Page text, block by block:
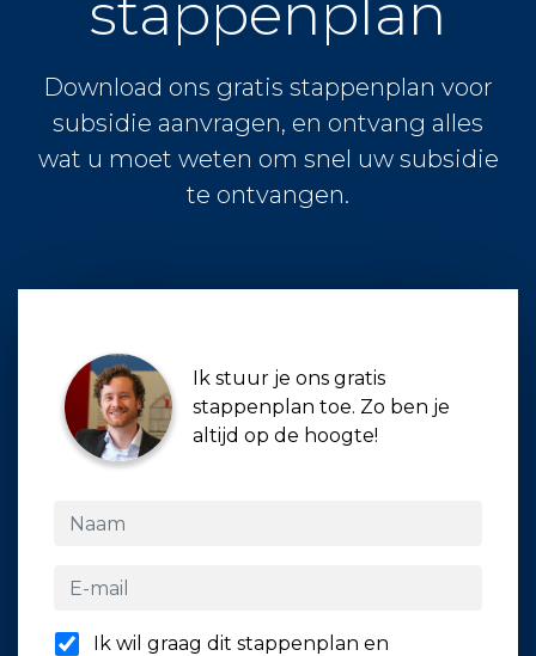
stappenplan
Download ons gratis stappenplan voor
subsidie aanvragen, en ontvang alles
wat u moet weten om snel uw subsidie
te ontvangen.
Ik stuur je ons gratis
stappenplan toe. Zo ben je
altijd op de hoogte!
Ik wil graag dit stappenplan en